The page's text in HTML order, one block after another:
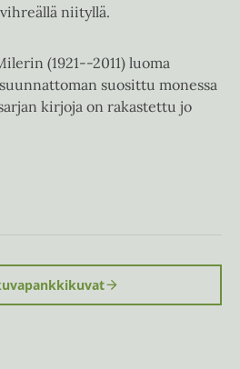
niityllä.
(1921--2011) luoma
suosittu monessa
kirjoja on rakastettu jo